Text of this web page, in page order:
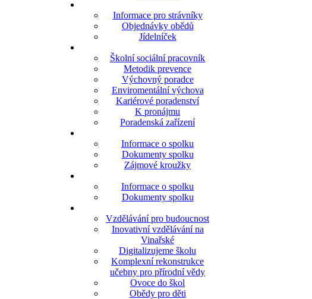
Informace pro strávníky
Objednávky obědů
Jídelníček
Školní sociální pracovník
Metodik prevence
Výchovný poradce
Enviromentální výchova
Kariérové poradenství
K pronájmu
Poradenská zařízení
Informace o spolku
Dokumenty spolku
Zájmové kroužky
Informace o spolku
Dokumenty spolku
Vzdělávání pro budoucnost
Inovativní vzdělávání na
Vinařské
Digitalizujeme školu
Komplexní rekonstrukce
učebny pro přírodní vědy
Ovoce do škol
Obědy pro děti